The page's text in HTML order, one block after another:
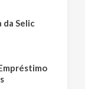
da Selic